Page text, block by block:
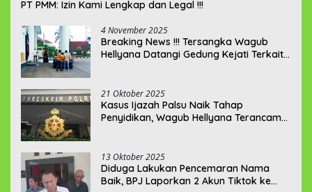
PT PMM: Izin Kami Lengkap dan Legal !!!
4 November 2025
Breaking News !!! Tersangka Wagub
Hellyana Datangi Gedung Kejati Terkait
21 Oktober 2025
Kasus Ijazah Palsu Naik Tahap
Penyidikan, Wagub Hellyana Terancam
13 Oktober 2025
Diduga Lakukan Pencemaran Nama
Baik, BPJ Laporkan 2 Akun Tiktok ke